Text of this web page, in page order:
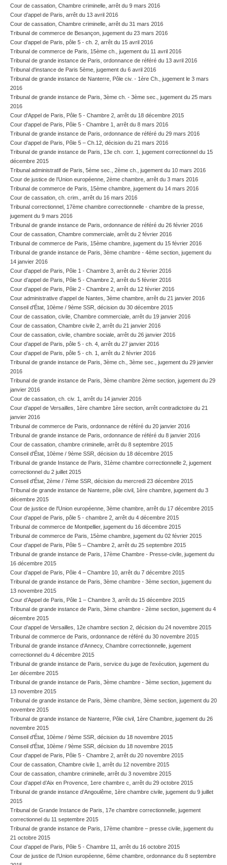
Cour de cassation, Chambre criminelle, arrêt du 9 mars 2016
Cour d’appel de Paris, arrêt du 13 avril 2016
Cour de cassation, Chambre criminelle, arrêt du 31 mars 2016
Tribunal de commerce de Besançon, jugement du 23 mars 2016
Cour d’appel de Paris, pôle 5 - ch. 2, arrêt du 15 avril 2016
Tribunal de commerce de Paris, 15ème ch., jugement du 11 avril 2016
Tribunal de grande instance de Paris, ordonnance de référé du 13 avril 2016
Tribunal d'instance de Paris 5ème, jugement du 6 avril 2016
Tribunal de grande instance de Nanterre, Pôle civ. - 1ère Ch., jugement le 3 mars
2016
Tribunal de grande instance de Paris, 3ème ch. - 3ème sec., jugement du 25 mars
2016
Cour d'Appel de Paris, Pôle 5 - Chambre 2, arrêt du 18 décembre 2015
Cour d'appel de Paris, Pôle 5 - Chambre 1, arrêt du 8 mars 2016
Tribunal de grande instance de Paris, ordonnance de référé du 29 mars 2016
Cour d’appel de Paris, Pôle 5 – Ch.12, décision du 21 mars 2016
Tribunal de grande instance de Paris, 13e ch. corr. 1, jugement correctionnel du 15
décembre 2015
Tribunal administratif de Paris, 5ème sec., 2ème ch., jugement du 10 mars 2016
Cour de justice de l’Union européenne, 2ème chambre, arrêt du 3 mars 2016
Tribunal de commerce de Paris, 15ème chambre, jugement du 14 mars 2016
Cour de cassation, ch. crim., arrêt du 16 mars 2016
Tribunal correctionnel, 17ème chambre correctionnelle - chambre de la presse,
jugement du 9 mars 2016
Tribunal de grande instance de Paris, ordonnance de référé du 26 février 2016
Cour de cassation, Chambre commerciale, arrêt du 2 février 2016
Tribunal de commerce de Paris, 15ème chambre, jugement du 15 février 2016
Tribunal de grande instance de Paris, 3ème chambre - 4ème section, jugement du
14 janvier 2016
Cour d'appel de Paris, Pôle 1 - Chambre 3, arrêt du 2 février 2016
Cour d’appel de Paris, Pôle 5 - Chambre 2, arrêt du 5 février 2016
Cour d’appel de Paris, Pôle 2 - Chambre 2, arrêt du 12 février 2016
Cour administrative d'appel de Nantes, 3ème chambre, arrêt du 21 janvier 2016
Conseil d'État, 10ème / 9ème SSR, décision du 30 décembre 2015
Cour de cassation, civile, Chambre commerciale, arrêt du 19 janvier 2016
Cour de cassation, Chambre civile 2, arrêt du 21 janvier 2016
Cour de cassation, civile, chambre sociale, arrêt du 26 janvier 2016
Cour d’appel de Paris, pôle 5 - ch. 4, arrêt du 27 janvier 2016
Cour d’appel de Paris, pôle 5 - ch. 1, arrêt du 2 février 2016
Tribunal de grande instance de Paris, 3ème ch., 3ème sec., jugement du 29 janvier
2016
Tribunal de grande instance de Paris, 3ème chambre 2ème section, jugement du 29
janvier 2016
Cour de cassation, ch. civ. 1, arrêt du 14 janvier 2016
Cour d’appel de Versailles, 1ère chambre 1ère section, arrêt contradictoire du 21
janvier 2016
Tribunal de commerce de Paris, ordonnance de référé du 20 janvier 2016
Tribunal de grande instance de Paris, ordonnance de référé du 8 janvier 2016
Cour de cassation, chambre criminelle, arrêt du 8 septembre 2015
Conseil d'État, 10ème / 9ème SSR, décision du 18 décembre 2015
Tribunal de grande Instance de Paris, 31ème chambre correctionnelle 2, jugement
correctionnel du 2 juillet 2015
Conseil d'État, 2ème / 7ème SSR, décision du mercredi 23 décembre 2015
Tribunal de grande instance de Nanterre, pôle civil, 1ère chambre, jugement du 3
décembre 2015
Cour de justice de l'Union européenne, 3ème chambre, arrêt du 17 décembre 2015
Cour d’appel de Paris, pôle 5 - chambre 2, arrêt du 4 décembre 2015
Tribunal de commerce de Montpellier, jugement du 16 décembre 2015
Tribunal de commerce de Paris, 15ème chambre, jugement du 02 février 2015
Cour d’appel de Paris, Pôle 5 – Chambre 2, arrêt du 25 septembre 2015
Tribunal de grande instance de Paris, 17ème Chambre - Presse-civile, jugement du
16 décembre 2015
Cour d’appel de Paris, Pôle 4 – Chambre 10, arrêt du 7 décembre 2015
Tribunal de grande instance de Paris, 3ème chambre - 3ème section, jugement du
13 novembre 2015
Cour d’Appel de Paris, Pôle 1 – Chambre 3, arrêt du 15 décembre 2015
Tribunal de grande instance de Paris, 3ème chambre - 2ème section, jugement du 4
décembre 2015
Cour d’appel de Versailles, 12e chambre section 2, décision du 24 novembre 2015
Tribunal de commerce de Paris, ordonnance de référé du 30 novembre 2015
Tribunal de grande instance d'Annecy, Chambre correctionnelle, jugement
correctionnel du 4 décembre 2015
Tribunal de grande instance de Paris, service du juge de l’exécution, jugement du
1er décembre 2015
Tribunal de grande instance de Paris, 3ème chambre - 3ème section, jugement du
13 novembre 2015
Tribunal de grande instance de Paris, 3ème chambre, 3ème section, jugement du 20
novembre 2015
Tribunal de grande instance de Nanterre, Pôle civil, 1ère Chambre, jugement du 26
novembre 2015
Conseil d'État, 10ème / 9ème SSR, décision du 18 novembre 2015
Conseil d'État, 10ème / 9ème SSR, décision du 18 novembre 2015
Cour d'appel de Paris, Pôle 5 - Chambre 2, arrêt du 20 novembre 2015
Cour de cassation, Chambre civile 1, arrêt du 12 novembre 2015
Cour de cassation, chambre criminelle, arrêt du 3 novembre 2015
Cour d’appel d’Aix en Provence, 1ere chambre c, arrêt du 29 octobre 2015
Tribunal de grande instance d’Angoulême, 1ère chambre civile, jugement du 9 juillet
2015
Tribunal de Grande Instance de Paris, 17e chambre correctionnelle, jugement
correctionnel du 11 septembre 2015
Tribunal de grande instance de Paris, 17ème chambre – presse civile, jugement du
21 octobre 2015
Cour d’appel de Paris, Pôle 5 - Chambre 11, arrêt du 16 octobre 2015
Cour de justice de l’Union européenne, 6ème chambre, ordonnance du 8 septembre